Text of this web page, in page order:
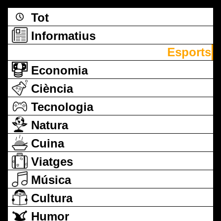
Tot
Informatius
Esports
Economia
Ciència
Tecnologia
Natura
Cuina
Viatges
Música
Cultura
Humor